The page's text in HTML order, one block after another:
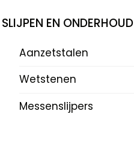
SLIJPEN EN ONDERHOUD
Aanzetstalen
Wetstenen
Messenslijpers